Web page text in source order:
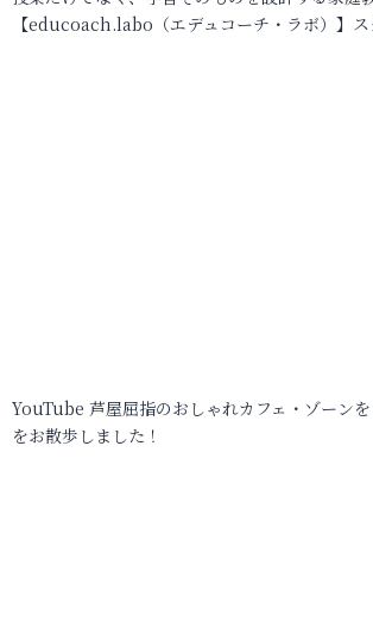
【educoach.labo（エデュコーチ・ラボ）】
YouTube 芦屋屈指のおしゃれカフェ・ゾーン
をお散歩しました！